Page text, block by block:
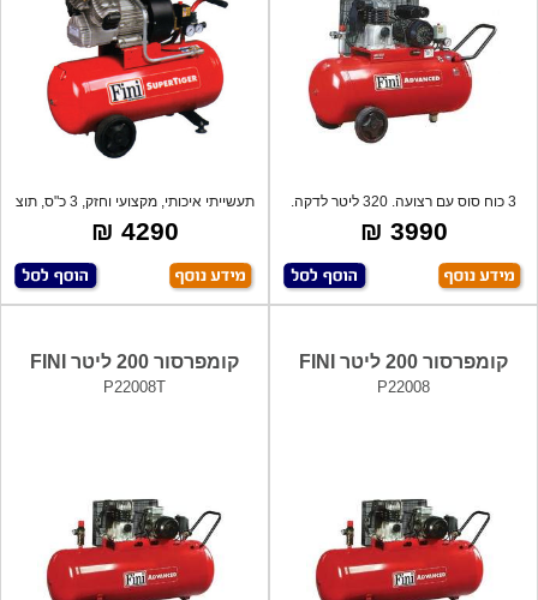
3 כוח סוס עם רצועה. 320 ליטר לדקה.
10 -
3990 ₪
תעשייתי איכותי, מקצועי וחזק, 3 כ"ס, תוצ
4290 ₪
קומפרסור 200 ליטר FINI
P22008
קומפרסור 200 ליטר FINI
P22008T